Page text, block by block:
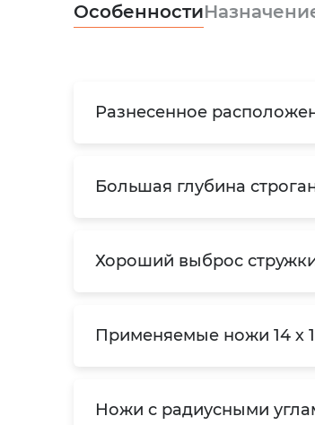
Особенности
Разнесенное
Большая глубина
Хороший выброс
Применяемые ножи 14 х
Ножи с радиусными